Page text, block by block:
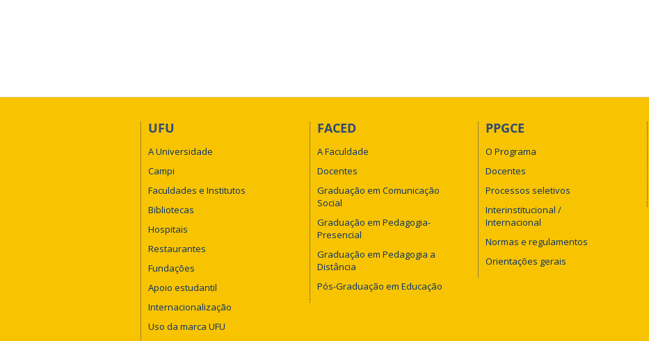
UFU
A Universidade
Campi
Faculdades e Institutos
Bibliotecas
Hospitais
Restaurantes
Fundações
Apoio estudantil
Internacionalização
Uso da marca UFU
FACED
A Faculdade
Docentes
Graduação em Comunicação
Social
Graduação em Pedagogia-
Presencial
Graduação em Pedagogia a
Distância
Pós-Graduação em Educação
PPGCE
O Programa
Docentes
Processos seletivos
Interinstitucional /
Internacional
Normas e regulamentos
Orientações gerais